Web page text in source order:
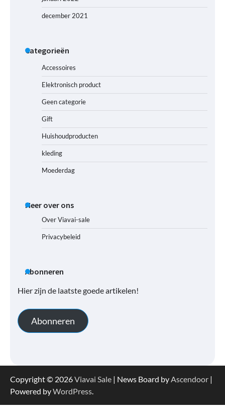
december 2021
Categorieën
Accessoires
Elektronisch product
Geen categorie
Gift
Huishoudproducten
kleding
Moederdag
Meer over ons
Over Viavai-sale
Privacybeleid
Abonneren
Hier zijn de laatste goede artikelen!
Abonneren
Copyright © 2026Viavai Sale | News Board byAscendoor |
Powered byWordPress.